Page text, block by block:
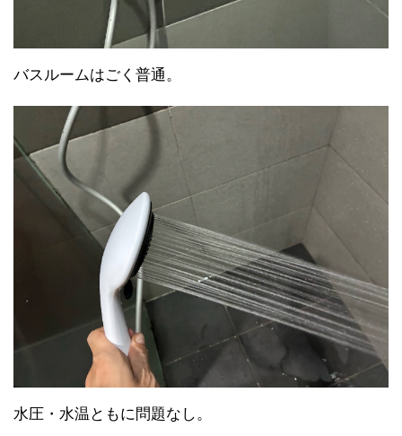
バスルームはごく普通。
水圧・水温ともに問題なし。